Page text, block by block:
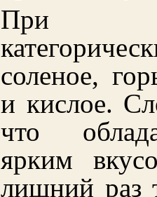
При
соленое,
и кислое.
что
ярким
лишний раз